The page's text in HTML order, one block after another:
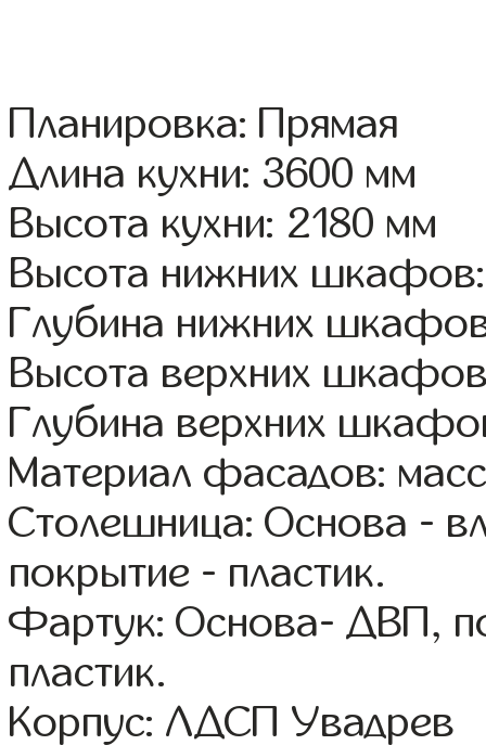
Планировка: Прямая
Длина кухни: 3600 мм
Высота кухни: 2180 мм
Высота нижних
Глубина нижних
Высота верхних
Глубина верхних
Материал фасадов:
Столешница: Основа -
покрытие - пластик.
Фартук: Основа- ДВП,
пластик.
Корпус: ЛДСП Увадрев